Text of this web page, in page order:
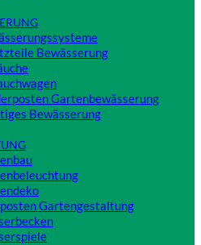
Bewässerung
Gartenbewässerung
Bewässerung
Gartengestaltung